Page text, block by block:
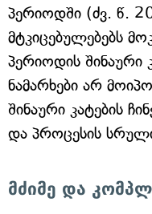
პერიოდში (ძვ. წ.
მტკიცებულებებს
პერიოდის შინაური
ნამარხები არ
შინაური კატების
და პროცესის
მძიმე და